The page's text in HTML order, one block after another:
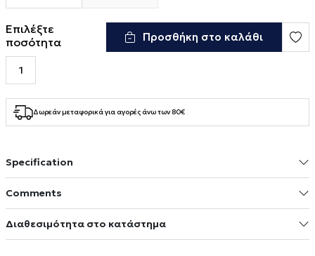
Επιλέξτε
ποσότητα
Προσθήκη στο καλάθι
Δωρεάν μεταφορικά για αγορές άνω των 80€
Specification
Comments
Διαθεσιμότητα στο κατάστημα